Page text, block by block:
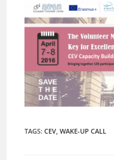
TAGS:CEV WAKE-UP CALL